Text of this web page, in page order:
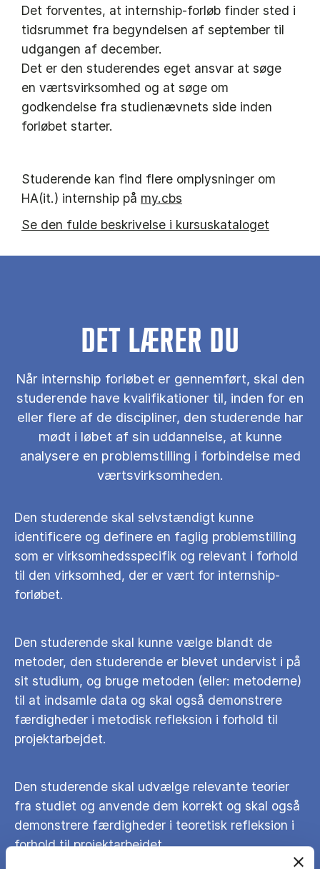
Det forventes, at internship-forløb finder sted i
tidsrummet fra begyndelsen af september til
udgangen af december.
Det er den studerendes eget ansvar at søge
en værtsvirksomhed og at søge om
godkendelse fra studienævnets side inden
forløbet starter.
Studerende kan find flere omplysninger om
HA(it.) internship på my.cbs
Se den fulde beskrivelse i kursuskataloget
DET LÆRER DU
Når internship forløbet er gennemført, skal den
studerende have kvalifikationer til, inden for en
eller flere af de discipliner, den studerende har
mødt i løbet af sin uddannelse, at kunne
analysere en problemstilling i forbindelse med
værtsvirksomheden.
Den studerende skal selvstændigt kunne
identificere og definere en faglig problemstilling
som er virksomhedsspecifik og relevant i forhold
til den virksomhed, der er vært for internship-
forløbet.
Den studerende skal kunne vælge blandt de
metoder, den studerende er blevet undervist i på
sit studium, og bruge metoden (eller: metoderne)
til at indsamle data og skal også demonstrere
færdigheder i metodisk refleksion i forhold til
projektarbejdet.
Den studerende skal udvælge relevante teorier
fra studiet og anvende dem korrekt og skal også
demonstrere færdigheder i teoretisk refleksion i
forhold til projektarbejdet.